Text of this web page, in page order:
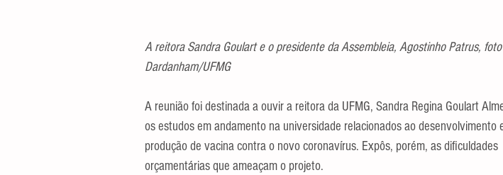
A reitora Sandra Goulart e o presidente da Assembleia, Agostinho Patrus,
Dardanham/UFMG
A reunião foi destinada a ouvir a reitora da UFMG, Sandra Regina Goulart
os estudos em andamento na universidade relacionados ao desenvolvimento
produção de vacina contra o novo coronavírus. Expôs, porém, as dificuldades
orçamentárias que ameaçam o projeto.